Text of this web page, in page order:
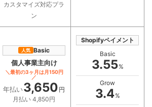
カスタマイズ対応プラ
ン
人気 Basic
個人事業主向け
＼最初の3ヶ月は月150円
／
年払い3,650 円
月払い 4,850円
Shopifyペイメント
Basic
3.55%
Grow
3.4%